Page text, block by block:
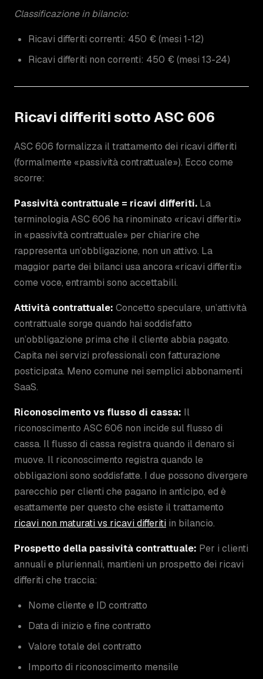
Classificazione in bilancio:
Ricavi differiti correnti: 450 € (mesi 1-12)
Ricavi differiti non correnti: 450 € (mesi 13-24)
Ricavi differiti sotto ASC 606
ASC 606 formalizza il trattamento dei ricavi differiti
(formalmente «passività contrattuale»). Ecco come
scorre:
Passività contrattuale = ricavi differiti. La
terminologia ASC 606 ha rinominato «ricavi differiti»
in «passività contrattuale» per chiarire che
rappresenta un’obbligazione, non un attivo. La
maggior parte dei bilanci usa ancora «ricavi differiti»
come voce, entrambi sono accettabili.
Attività contrattuale: Concetto speculare, un’attività
contrattuale sorge quando hai soddisfatto
un’obbligazione prima che il cliente abbia pagato.
Capita nei servizi professionali con fatturazione
posticipata. Meno comune nei semplici abbonamenti
SaaS.
Riconoscimento vs flusso di cassa: Il
riconoscimento ASC 606 non incide sul flusso di
cassa. Il flusso di cassa registra quando il denaro si
muove. Il riconoscimento registra quando le
obbligazioni sono soddisfatte. I due possono divergere
parecchio per clienti che pagano in anticipo, ed è
esattamente per questo che esiste il trattamento
ricavi non maturati vs ricavi differiti in bilancio.
Prospetto della passività contrattuale: Per i clienti
annuali e pluriennali, mantieni un prospetto dei ricavi
differiti che traccia:
Nome cliente e ID contratto
Data di inizio e fine contratto
Valore totale del contratto
Importo di riconoscimento mensile